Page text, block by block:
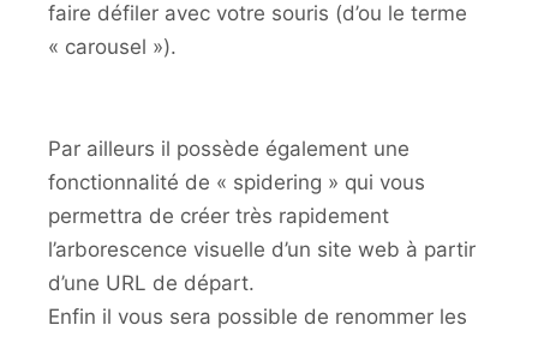
faire défiler avec votre souris (d’ou le terme
« carousel »).
Par ailleurs il possède également une
fonctionnalité de « spidering » qui vous
permettra de créer très rapidement
l’arborescence visuelle d’un site web à partir
d’une URL de départ.
Enfin il vous sera possible de renommer les